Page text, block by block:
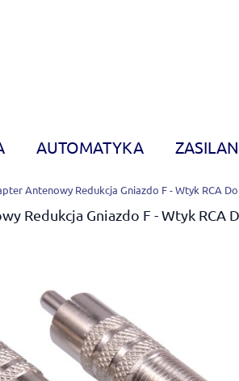
AUTOMATYKA
Antenowy Redukcja Gniazdo F - Wtyk RCA Do
Redukcja Gniazdo F - Wtyk RCA